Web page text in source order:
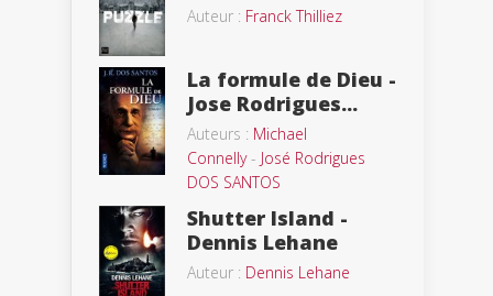
Auteur : Franck Thilliez
La formule de Dieu -
Jose Rodrigues...
Auteurs : Michael
Connelly- José Rodrigues
DOS SANTOS
Shutter Island -
Dennis Lehane
Auteur : Dennis Lehane